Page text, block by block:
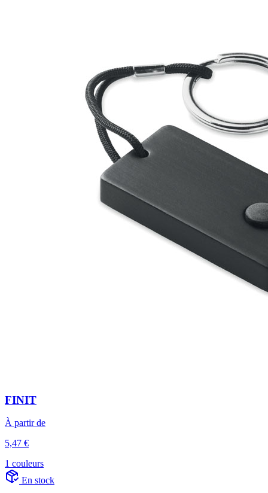
FINIT
À partir de
5,47 €
1 couleurs
En stock